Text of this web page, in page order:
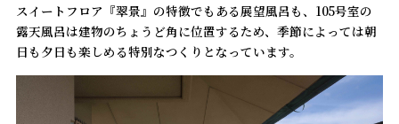
スイートフロア『翠景』の特徴でもある展望風呂も、105号室の
露天風呂は建物のちょうど角に位置するため、季節によっては朝
日も夕日も楽しめる特別なつくりとなっています。